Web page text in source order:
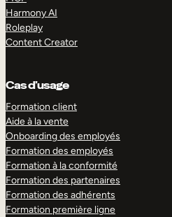
Harmony AI
Roleplay
Content Creator
Cas d’usage
Formation client
Aide à la vente
Onboarding des employés
Formation des employés
Formation à la conformité
Formation des partenaires
Formation des adhérents
Formation première ligne